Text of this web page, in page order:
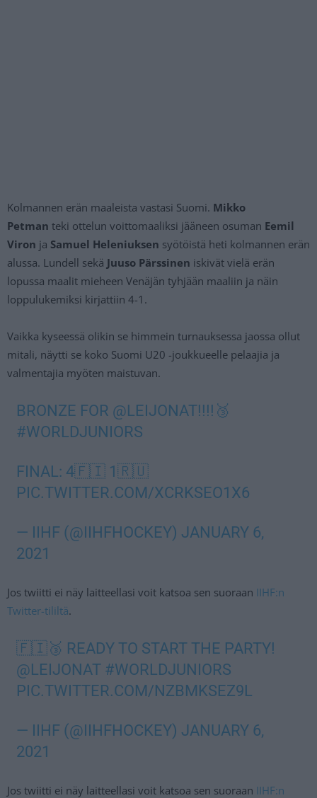
Kolmannen erän maaleista vastasi Suomi. Mikko
Petman teki ottelun voittomaaliksi jääneen osuman Eemil
Viron ja Samuel Heleniuksen syötöistä heti kolmannen erän
alussa. Lundell sekä Juuso Pärssinen iskivät vielä erän
lopussa maalit mieheen Venäjän tyhjään maaliin ja näin
loppulukemiksi kirjattiin 4-1.
Vaikka kyseessä olikin se himmein turnauksessa jaossa ollut
mitali, näytti se koko Suomi U20 -joukkueelle pelaajia ja
valmentajia myöten maistuvan.
BRONZE FOR @LEIJONAT!!!!🥉
#WORLDJUNIORS
FINAL: 4🇫🇮 1🇷🇺
PIC.TWITTER.COM/XCRKSEO1X6
— IIHF (@IIHFHOCKEY) JANUARY 6,
2021
Jos twiitti ei näy laitteellasi voit katsoa sen suoraan IIHF:n
Twitter-tililtä.
🇫🇮🥉 READY TO START THE PARTY!
@LEIJONAT #WORLDJUNIORS
PIC.TWITTER.COM/NZBMKSEZ9L
— IIHF (@IIHFHOCKEY) JANUARY 6,
2021
Jos twiitti ei näy laitteellasi voit katsoa sen suoraan IIHF:n